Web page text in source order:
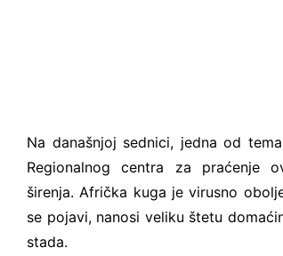
Na današnjoj sednici, jedna od
Regionalnog centra za praćenje
širenja. Afrička kuga je virusno
se pojavi, nanosi veliku štetu
stada.